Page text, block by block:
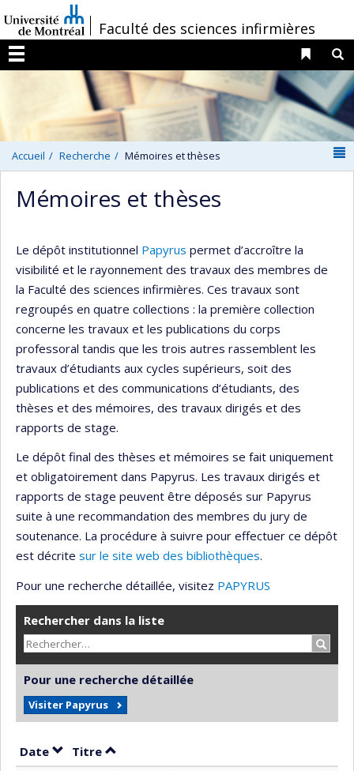
au
contenu
/Faculté des sciences infirmières
Menu
Liens
Accueil Recherche Mémoires et thèses
Mémoires et thèses
Le dépôt institutionnel Papyrus permet d’accroître la
visibilité et le rayonnement des travaux des membres de
la Faculté des sciences infirmières. Ces travaux sont
regroupés en quatre collections : la première collection
concerne les travaux et les publications du corps
professoral tandis que les trois autres rassemblent les
travaux d’étudiants aux cycles supérieurs, soit des
publications et des communications d’étudiants, des
thèses et des mémoires, des travaux dirigés et des
rapports de stage.
Le dépôt final des thèses et mémoires se fait uniquement
et obligatoirement dans Papyrus. Les travaux dirigés et
rapports de stage peuvent être déposés sur Papyrus
suite à une recommandation des membres du jury de
soutenance. La procédure à suivre pour effectuer ce dépôt
est décrite sur le site web des bibliothèques.
Pour une recherche détaillée, visitez PAPYRUS
Rechercher dans la liste
Pour une recherche détaillée
Visiter Papyrus
Date Trier par date en ordre décroissant
Titre Trier par titre en ordre décroissant